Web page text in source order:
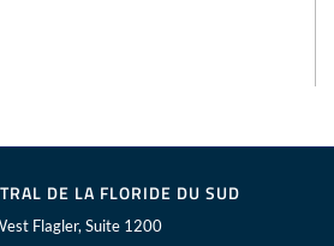
DE LA FLORIDE DU SUD
Flagler, Suite 1200